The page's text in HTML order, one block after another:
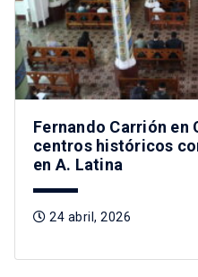
Fernando Carrión en
centros históricos
en A. Latina
24 abril, 2026